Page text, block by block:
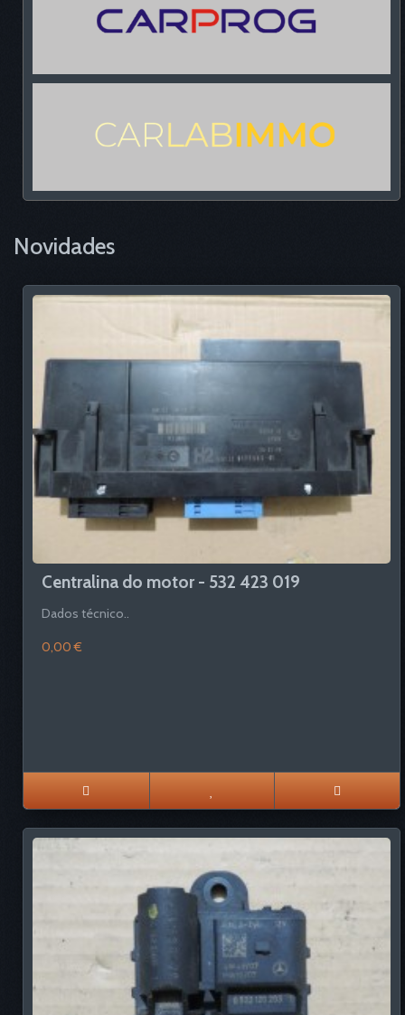
Novidades
Centralina do motor - 532 423 019
Dados técnico..
0,00 €